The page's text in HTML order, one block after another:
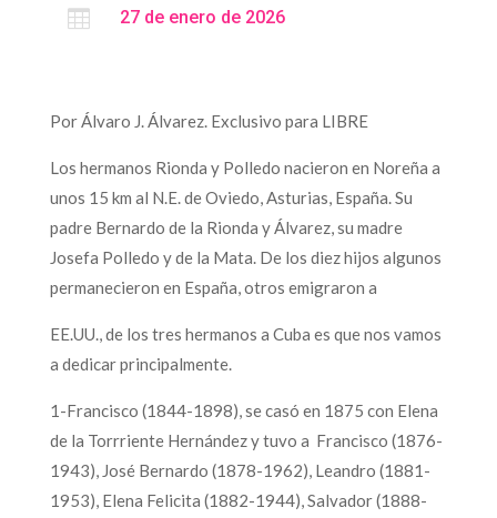
 27 de enero de 2026
Por Álvaro J. Álvarez. Exclusivo para LIBRE
Los hermanos Rionda y Polledo nacieron en Noreña a
unos 15 km al N.E. de Oviedo, Asturias, España. Su
padre Bernardo de la Rionda y Álvarez, su madre
Josefa Polledo y de la Mata. De los diez hijos algunos
permanecieron en España, otros emigraron a
EE.UU., de los tres hermanos a Cuba es que nos vamos
a dedicar principalmente.
1-Francisco (1844-1898), se casó en 1875 con Elena
de la Torrriente Hernández y tuvo a Francisco (1876-
1943), José Bernardo (1878-1962), Leandro (1881-
1953), Elena Felicita (1882-1944), Salvador (1888-